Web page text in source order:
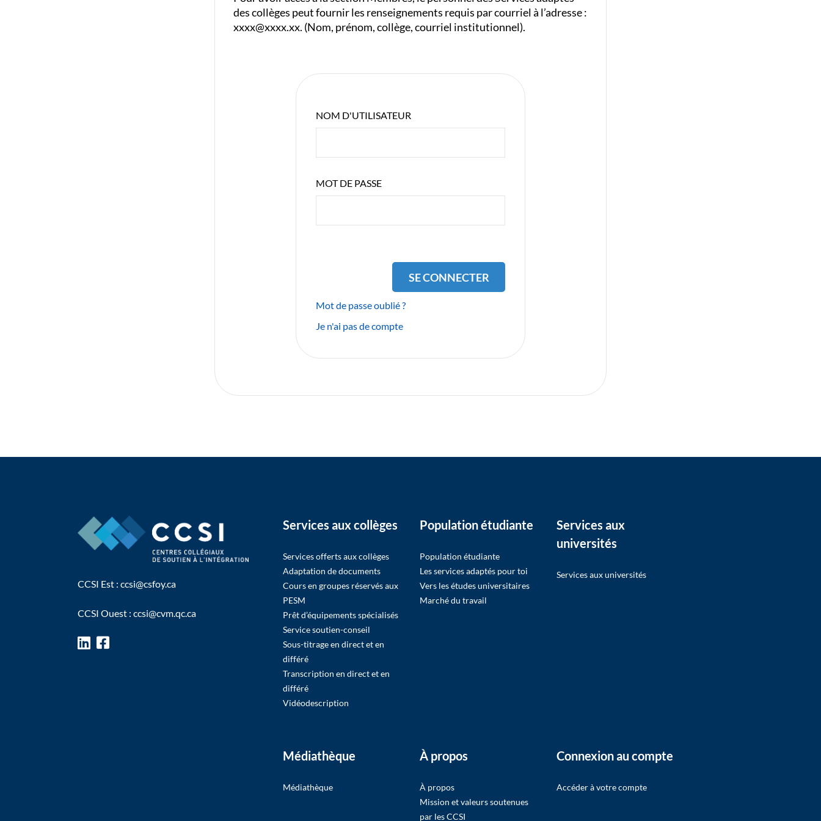
des collèges peut fournir les renseignements requis par courriel à l’adresse :
xxxx@xxxx.xx. (Nom, prénom, collège, courriel institutionnel).
NOM D'UTILISATEUR
MOT DE PASSE
Mot de passe oublié ?
Je n'ai pas de compte
CCSI Est : ccsi@csfoy.ca
CCSI Ouest : ccsi@cvm.qc.ca
Services aux collèges
Services offerts aux collèges
Adaptation de documents
Cours en groupes réservés aux
PESM
Prêt d’équipements spécialisés
Service soutien-conseil
Sous-titrage en direct et en
différé
Transcription en direct et en
différé
Vidéodescription
Population étudiante
Population étudiante
Les services adaptés pour toi
Vers les études universitaires
Marché du travail
Services aux
universités
Services aux universités
Médiathèque
Médiathèque
À propos
À propos
Mission et valeurs soutenues
par les CCSI
Connexion au compte
Accéder à votre compte